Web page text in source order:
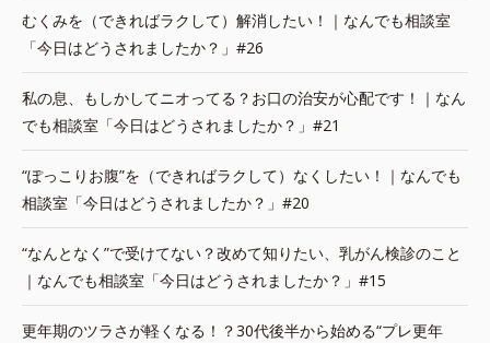
むくみを（できればラクして）解消したい！｜なんでも相談室
「今日はどうされましたか？」#26
私の息、もしかしてニオってる？お口の治安が心配です！｜なん
でも相談室「今日はどうされましたか？」#21
“ぽっこりお腹”を（できればラクして）なくしたい！｜なんでも
相談室「今日はどうされましたか？」#20
“なんとなく”で受けてない？改めて知りたい、乳がん検診のこと
｜なんでも相談室「今日はどうされましたか？」#15
更年期のツラさが軽くなる！？30代後半から始める“プレ更年